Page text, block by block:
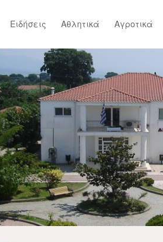
Ειδήσεις Αθλητικά Αγροτικά